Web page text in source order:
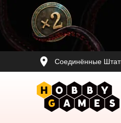
Соединённые